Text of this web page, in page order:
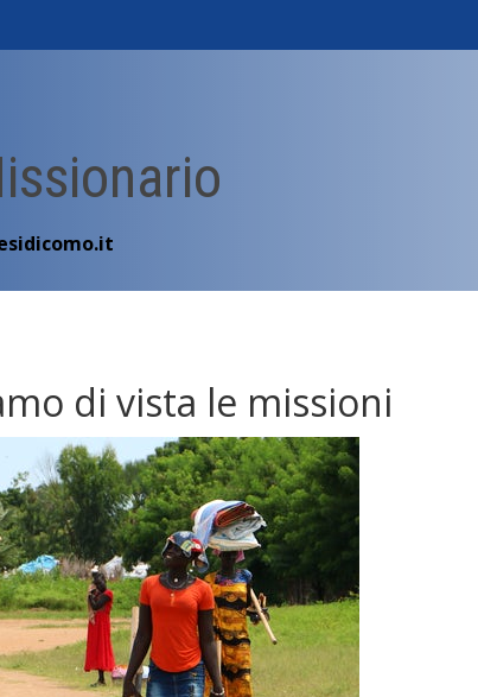
di vista le missioni